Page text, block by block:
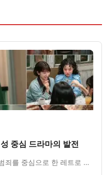
중심 드라마의 발전
죄를 중심으로 한 레트로 드